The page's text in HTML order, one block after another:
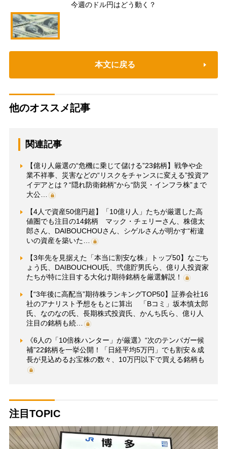
今週のドル円はどう動く？
本文に戻る
他のオススメ記事
関連記事
【億り人厳選の“危機に乗じて儲ける”23銘柄】戦争や企
業不祥事、災害などの“リスクをチャンスに変える”投資ア
イデアとは？“隠れ防衛銘柄”から“防災・インフラ株”まで
大公…
【4人で資産50億円超】「10億り人」たちが厳選した高
値圏でも注目の14銘柄 マック・チェリーさん、株億太
郎さん、DAIBOUCHOUさん、シゲルさんが明かす“桁違
いの資産を築いた…
【3年先を見据えた「本当に割安な株」トップ50】なごち
ょう氏、DAIBOUCHOU氏、弐億貯男氏ら、億り人投資家
たちが特に注目する大化け期待銘柄を厳選解説！
【“3年後に高配当”期待株ランキングTOP50】証券会社16
社のアナリスト予想をもとに算出 「Bコミ」坂本慎太郎
氏、なのなの氏、長期株式投資氏、かんち氏ら、億り人
注目の銘柄も続…
《6人の「10倍株ハンター」が厳選》“次のテンバガー候
補”22銘柄を一挙公開！「日経平均5万円」でも割安＆成
長が見込めるお宝株の数々、10万円以下で買える銘柄も
注目TOPIC